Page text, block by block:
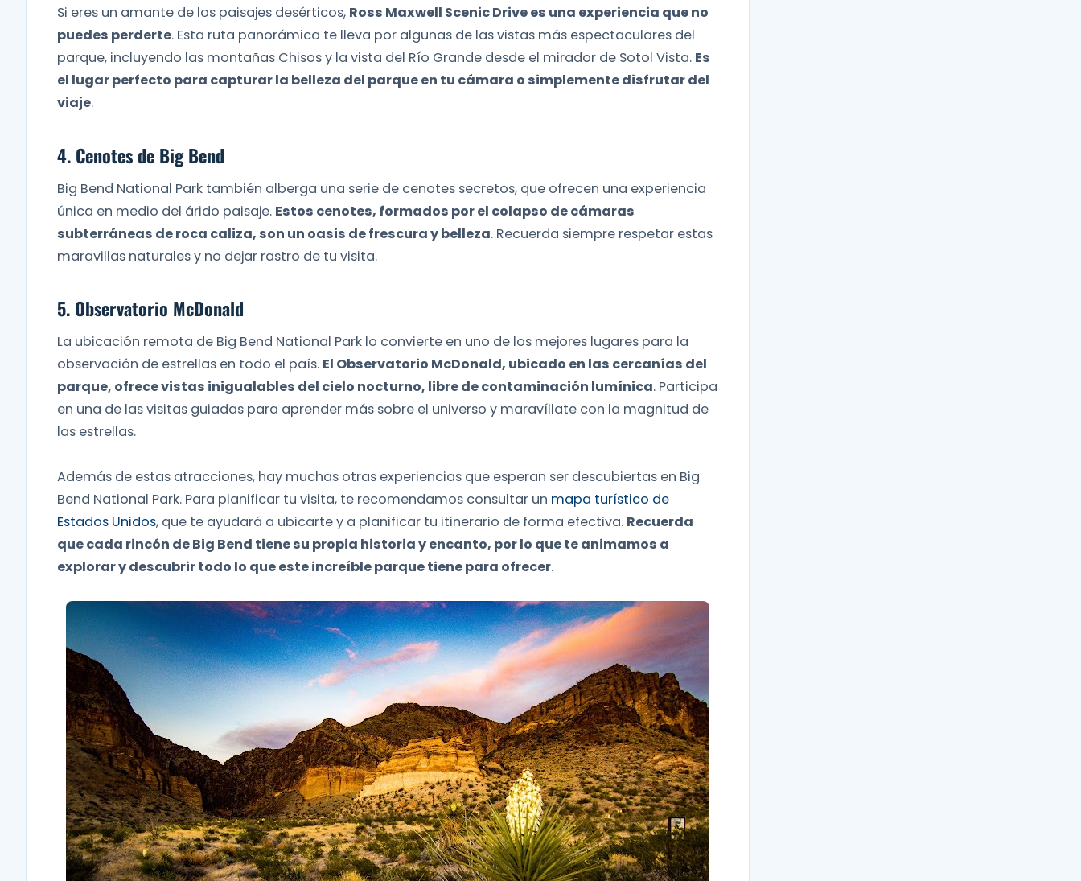
Si eres un amante de los paisajes desérticos, Ross Maxwell Scenic Drive es una experiencia que no
puedes perderte. Esta ruta panorámica te lleva por algunas de las vistas más espectaculares del
parque, incluyendo las montañas Chisos y la vista del Río Grande desde el mirador de Sotol Vista. Es
el lugar perfecto para capturar la belleza del parque en tu cámara o simplemente disfrutar del
viaje.
4. Cenotes de Big Bend
Big Bend National Park también alberga una serie de cenotes secretos, que ofrecen una experiencia
única en medio del árido paisaje. Estos cenotes, formados por el colapso de cámaras
subterráneas de roca caliza, son un oasis de frescura y belleza. Recuerda siempre respetar estas
maravillas naturales y no dejar rastro de tu visita.
5. Observatorio McDonald
La ubicación remota de Big Bend National Park lo convierte en uno de los mejores lugares para la
observación de estrellas en todo el país. El Observatorio McDonald, ubicado en las cercanías del
parque, ofrece vistas inigualables del cielo nocturno, libre de contaminación lumínica. Participa
en una de las visitas guiadas para aprender más sobre el universo y maravíllate con la magnitud de
las estrellas.
Además de estas atracciones, hay muchas otras experiencias que esperan ser descubiertas en Big
Bend National Park. Para planificar tu visita, te recomendamos consultar un mapa turístico de
Estados Unidos, que te ayudará a ubicarte y a planificar tu itinerario de forma efectiva. Recuerda
que cada rincón de Big Bend tiene su propia historia y encanto, por lo que te animamos a
explorar y descubrir todo lo que este increíble parque tiene para ofrecer.